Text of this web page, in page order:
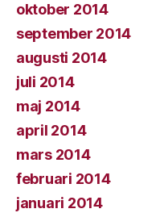
oktober 2014
september 2014
augusti 2014
juli 2014
maj 2014
april 2014
mars 2014
februari 2014
januari 2014